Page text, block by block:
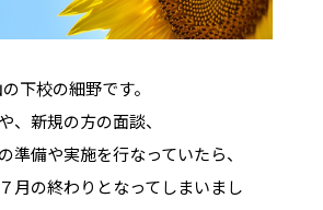
下校の細野です。
、新規の方の面談、
準備や実施を行なっていたら、
月の終わりとなってしまいまし